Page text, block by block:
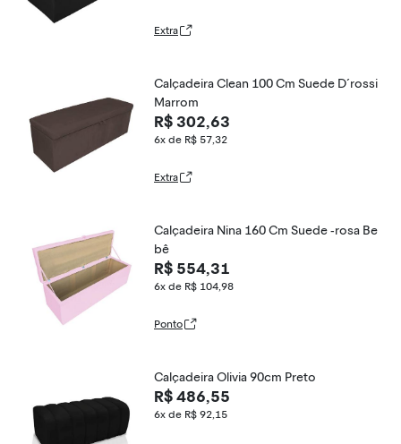
Extra
Calçadeira Clean 100 Cm Suede D´rossi
Marrom
R$ 302,63
6x de R$ 57,32
Extra
Calçadeira Nina 160 Cm Suede -rosa Be
bê
R$ 554,31
6x de R$ 104,98
Ponto
Calçadeira Olivia 90cm Preto
R$ 486,55
6x de R$ 92,15